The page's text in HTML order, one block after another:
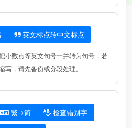
英文标点转中文标点
小数点等英文句号一并转为句号，若
写，请先备份或分段处理。
繁→简 检查错别字